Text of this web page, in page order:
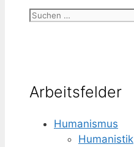
Suchen
Arbeitsfelder
Humanismus
Humanistik